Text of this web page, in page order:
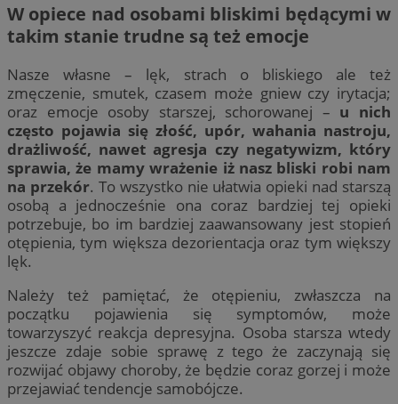
W opiece nad osobami bliskimi będącymi w
takim stanie trudne są też emocje
Nasze własne – lęk, strach o bliskiego ale też
zmęczenie, smutek, czasem może gniew czy irytacja;
oraz emocje osoby starszej, schorowanej – u nich
często pojawia się złość, upór, wahania nastroju,
drażliwość, nawet agresja czy negatywizm, który
sprawia, że mamy wrażenie iż nasz bliski robi nam
na przekór. To wszystko nie ułatwia opieki nad starszą
osobą a jednocześnie ona coraz bardziej tej opieki
potrzebuje, bo im bardziej zaawansowany jest stopień
otępienia, tym większa dezorientacja oraz tym większy
lęk.
Należy też pamiętać, że otępieniu, zwłaszcza na
początku pojawienia się symptomów, może
towarzyszyć reakcja depresyjna. Osoba starsza wtedy
jeszcze zdaje sobie sprawę z tego że zaczynają się
rozwijać objawy choroby, że będzie coraz gorzej i może
przejawiać tendencje samobójcze.